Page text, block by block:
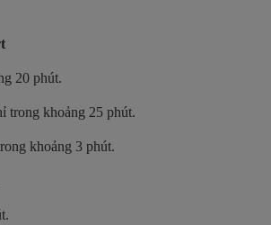
20 phút.
trong khoảng 25 phút.
khoảng 3 phút.